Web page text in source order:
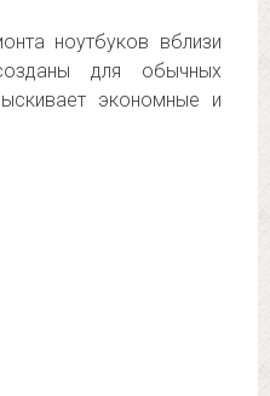
ноутбуков вблизи
для обычных
экономные и